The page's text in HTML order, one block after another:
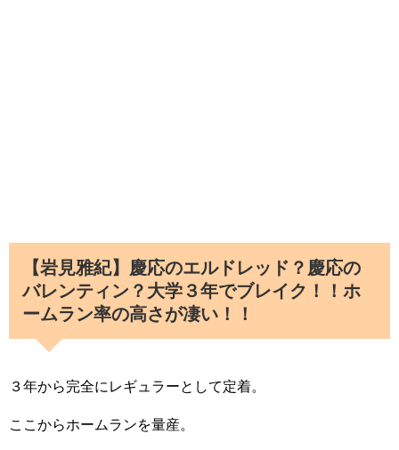
【岩見雅紀】慶応のエルドレッド？慶応の
バレンティン？大学３年でブレイク！！ホ
ームラン率の高さが凄い！！
３年から完全にレギュラーとして定着。
ここからホームランを量産。